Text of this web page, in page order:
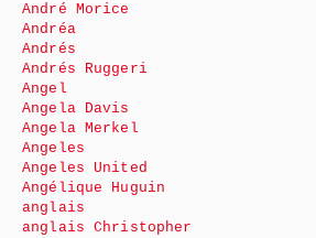
André Morice
Andréa
Andrés
Andrés Ruggeri
Angel
Angela Davis
Angela Merkel
Angeles
Angeles United
Angélique Huguin
anglais
anglais Christopher